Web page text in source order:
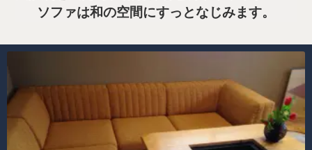
ソファは和の空間にすっとなじみます。